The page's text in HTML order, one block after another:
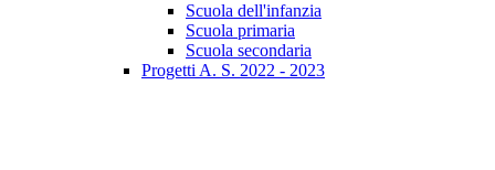
Scuola dell'infanzia
Scuola primaria
Scuola secondaria
Progetti A. S. 2022 - 2023